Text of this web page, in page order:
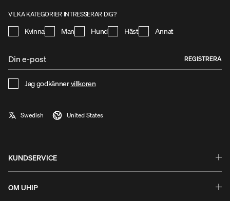
VILKA KATEGORIER INTRESSERAR DIG?
Kvinna Man Hund Häst Annat
REGISTRERA
Jag godkännervillkoren
KUNDSERVICE
Frågor & Svar
Byten & Returer
OM UHIP